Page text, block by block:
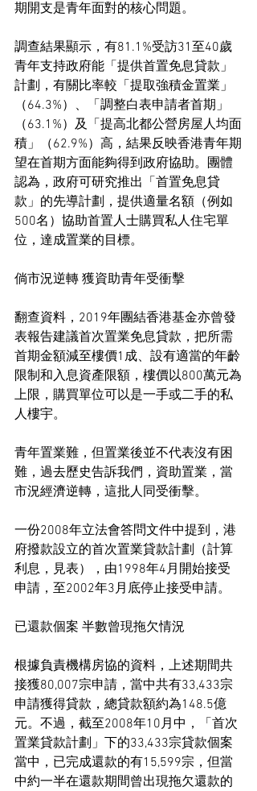
期開支是青年面對的核心問題。
調查結果顯示，有81.1%受訪31至40歲
青年支持政府能「提供首置免息貸款」
計劃，有關比率較「提取強積金置業」
（64.3%）、「調整白表申請者首期」
（63.1%）及「提高北都公營房屋人均面
積」（62.9%）高，結果反映香港青年期
望在首期方面能夠得到政府協助。團體
認為，政府可研究推出「首置免息貸
款」的先導計劃，提供適量名額（例如
500名）協助首置人士購買私人住宅單
位，達成置業的目標。
倘市況逆轉 獲資助青年受衝擊
翻查資料，2019年團結香港基金亦曾發
表報告建議首次置業免息貸款，把所需
首期金額減至樓價1成、設有適當的年齡
限制和入息資產限額，樓價以800萬元為
上限，購買單位可以是一手或二手的私
人樓宇。
青年置業難，但置業後並不代表沒有困
難，過去歷史告訴我們，資助置業，當
市況經濟逆轉，這批人同受衝擊。
一份2008年立法會答問文件中提到，港
府撥款設立的首次置業貸款計劃（計算
利息，見表），由1998年4月開始接受
申請，至2002年3月底停止接受申請。
已還款個案 半數曾現拖欠情況
根據負責機構房協的資料，上述期間共
接獲80,007宗申請，當中共有33,433宗
申請獲得貸款，總貸款額約為148.5億
元。不過，截至2008年10月中，「首次
置業貸款計劃」下的33,433宗貸款個案
當中，已完成還款的有15,599宗，但當
中約一半在還款期間曾出現拖欠還款的